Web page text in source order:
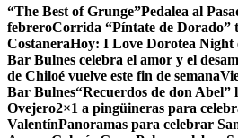
“The Best of Grunge”Pedalea al
febreroCorrida “Píntate de Dorado”
CostaneraHoy: I Love Dorotea Night
Bar Bulnes celebra el amor y el
de Chiloé vuelve este fin de semana
Bar Bulnes“Recuerdos de don
Ovejero2×1 a pingüineras para
ValentínPanoramas para celebrar